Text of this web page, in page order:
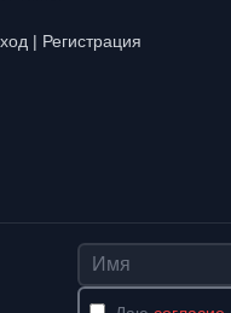
| Регистрация
Имя